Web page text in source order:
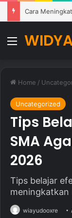
Menu
Home /
Uncategorized
Tips
SMA
2026
Tips belajar
meningkatkan
wiayudooxre